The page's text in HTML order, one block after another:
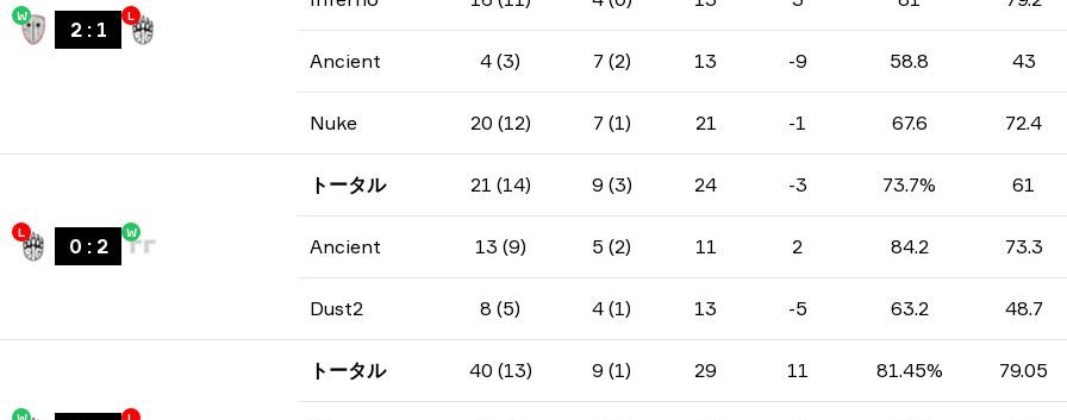
W
2: 1
L
Ancient 4 (3) 7 (2) 13 -9 58.8 43
Nuke 20 (12) 7 (1) 21 -1 67.6 72.4
L
0 : 2
W
トータル 21 (14) 9 (3) 24 -3 73.7% 61
Ancient 13 (9) 5 (2) 11 2 84.2 73.3
Dust2 8 (5) 4 (1) 13 -5 63.2 48.7
トータル 40 (13) 9 (1) 29 11 81.45% 79.05